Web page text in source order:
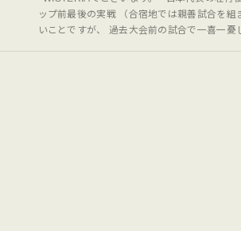
ップ前最後の実戦 （合宿地では親善試合を組
いことですが、 過去大会前の試合で一喜一憂